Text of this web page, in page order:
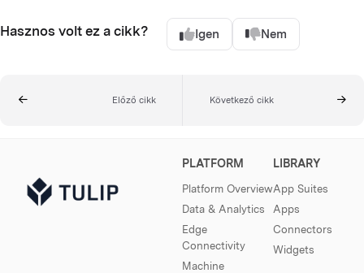
Hasznos volt ez a cikk? Igen Nem
Előző cikk Következő cikk
PLATFORM
Platform Overview
Data & Analytics
Edge
Connectivity
Machine
LIBRARY
App Suites
Apps
Connectors
Widgets